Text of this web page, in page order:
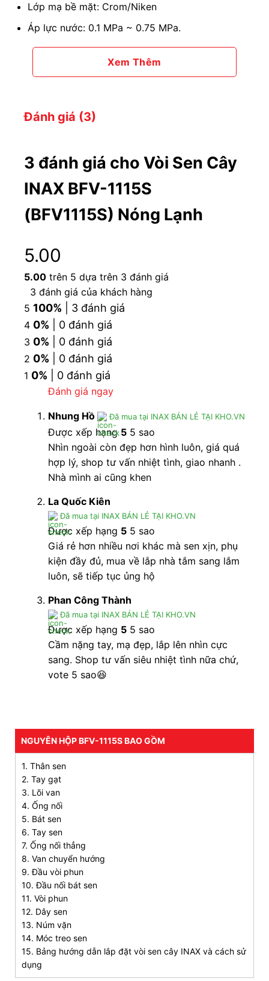
Lớp mạ bề mặt: Crom/Niken
Áp lực nước: 0.1 MPa ~ 0.75 MPa.
Cấu tạo Vòi sen tắm cây INAX BFV-1115S-3C nóng
(Nguồn: INAX)
2. Lợi ích khi sử dụng vòi sen cây BFV1115S
nóng lạnh
Thiết kế sang trọng phù hợp với buồng tắm vách
kính
Có thể điều chỉnh độ cao của tay sen phù hợp
với chiều cao của từng người
Bát sen lớn hình tròn phân bố nước đều khắp cơ
thể, mang lại sự thư giãn cho người dùng
Chất liệu đồng nguyên chất giảm thiểu kim loại
nặng an toàn sức khỏe
bóng lâu dài
Van sứ có độ bền cao, ngăn ngừa rò rỉ khi áp lực
nước thay đổi
Vòi phun ẩn sang trọng, dòng nước tạo bọt nhẹ
nhàng, mang lại cảm giác thư giãn khi sử dụng
Sen cây INAX BFV-1115S
lắp đặt và sử dụng.
CAM KẾT CHÍNH HÃNG, ƯU ĐÃI HẤP DẪN, HỖ
TRỢ THANH TOÁN
TRẢ GÓP 0% LÃI SUẤT, GIAO HÀNG SIÊU TỐC
3. Bản vẽ kỹ thuật sen tắm cây INAX BFV-
1115S
4. Mua sen cây INAX BFV-1115S nóng lạnh uy
Xem Thêm
Đánh giá (3)
3 đánh giá cho Vòi Sen Cây
INAX BFV-1115S
(BFV1115S) Nóng Lạnh
5.00
5.00trên 5 dựa trên 3 đánh giá
3 đánh giá của khách hàng
5 100% | 3 đánh giá
4 0% | 0 đánh giá
3 0% | 0 đánh giá
2 0% | 0 đánh giá
1 0% | 0 đánh giá
Đánh giá ngay
Nhung Hồ Đã mua tại INAX BÁN LẺ TẠI KHO.VN
Được xếp hạng55 sao
Nhìn ngoài còn đẹp hơn hình luôn, giá quá
hợp lý, shop tư vấn nhiệt tình, giao nhanh .
Nhà mình ai cũng khen
La Quốc Kiên
Đã mua tại INAX BÁN LẺ TẠI KHO.VN
Được xếp hạng 55 sao
Giá rẻ hơn nhiều nơi khác mà sen xịn, phụ
kiện đầy đủ, mua về lắp nhà tắm sang lắm
luôn, sẽ tiếp tục ủng hộ
Phan Công Thành
Đã mua tại INAX BÁN LẺ TẠI KHO.VN
Được xếp hạng 55 sao
Cầm nặng tay, mạ đẹp, lắp lên nhìn cực
sang. Shop tư vấn siêu nhiệt tình nữa chứ,
vote 5 sao😆
NGUYÊN HỘP BFV-1115S BAO GỒM
1. Thân sen
2. Tay gạt
3. Lõi van
4. Ống nối
5. Bát sen
6. Tay sen
7. Ống nối thẳng
8. Van chuyển hướng
9. Đầu vòi phun
10. Đầu nối bát sen
11. Vòi phun
12. Dây sen
13. Núm vặn
14. Móc treo sen
15. Bảng hướng dẫn lắp đặt vòi sen cây INAX và cách sử
dụng